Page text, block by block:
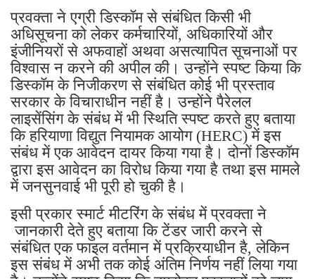
प्रवक्ता ने एग्री डिस्कॉम से संबंधित किसी भी
अधिसूचना को लेकर कर्मचारियों, अधिकारियों और
इंजीनियरों से अफवाहों अथवा असत्यापित सूचनाओं पर
विश्वास न करने की अपील की। उन्होंने स्पष्ट किया कि
डिस्कॉम के निजीकरण से संबंधित कोई भी प्रस्ताव
सरकार के विचाराधीन नहीं है। उन्होंने पैरेलल
लाइसेंसिंग के संबंध में भी स्थिति स्पष्ट करते हुए बताया
कि हरियाणा विद्युत नियामक आयोग (HERC) में इस
संबंध में एक आवेदन दायर किया गया है। दोनों डिस्कॉम
द्वारा इस आवेदन का विरोध किया गया है तथा इस मामले
में जनसुनवाई भी पूरी हो चुकी है।
इसी प्रकार स्मार्ट मीटरिंग के संबंध में प्रवक्ता ने
जानकारी देते हुए बताया कि टेंडर जारी करने से
संबंधित एक फाइल वर्तमान में प्रक्रियाधीन है, लेकिन
इस संबंध में अभी तक कोई अंतिम निर्णय नहीं लिया गया